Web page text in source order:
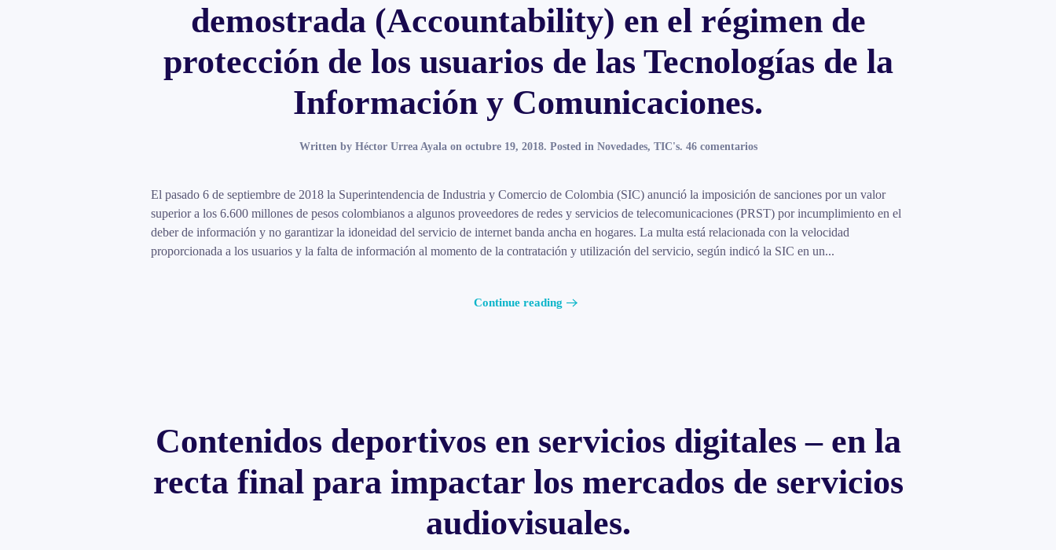
demostrada (Accountability) en el régimen de
protección de los usuarios de las Tecnologías de la
Información y Comunicaciones.
Written by Héctor Urrea Ayala on octubre 19, 2018. Posted in Novedades, TIC's. 46 comentariosen
principio
responsabilidad
demostrada
(Accountability)
de
la
Comunicaciones.
El pasado 6 de septiembre de 2018 la Superintendencia de Industria y Comercio de Colombia (SIC) anunció la imposición de sanciones por un valor
superior a los 6.600 millones de pesos colombianos a algunos proveedores de redes y servicios de telecomunicaciones (PRST) por incumplimiento en el
deber de información y no garantizar la idoneidad del servicio de internet banda ancha en hogares. La multa está relacionada con la velocidad
proporcionada a los usuarios y la falta de información al momento de la contratación y utilización del servicio, según indicó la SIC en un...
Continue reading
Contenidos deportivos en servicios digitales – en la
recta final para impactar los mercados de servicios
audiovisuales.